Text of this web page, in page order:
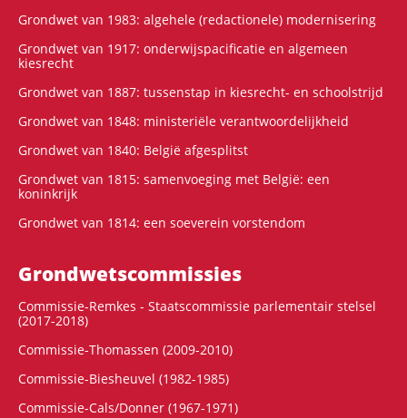
Grondwet van 1983: algehele (redactionele) modernisering
Grondwet van 1917: onderwijspacificatie en algemeen
kiesrecht
Grondwet van 1887: tussenstap in kiesrecht- en schoolstrijd
Grondwet van 1848: ministeriële verantwoordelijkheid
Grondwet van 1840: België afgesplitst
Grondwet van 1815: samenvoeging met België: een
koninkrijk
Grondwet van 1814: een soeverein vorstendom
Grondwets­commissies
Commissie-Remkes - Staatscommissie parlementair stelsel
(2017-2018)
Commissie-Thomassen (2009-2010)
Commissie-Biesheuvel (1982-1985)
Commissie-Cals/Donner (1967-1971)